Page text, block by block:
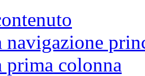
navigazione
prima colonna